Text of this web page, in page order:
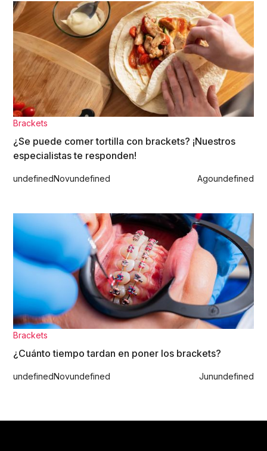
Brackets
¿Se puede comer tortilla con brackets? ¡Nuestros
especialistas te responden!
undefinedNovundefined Agoundefined
Brackets
¿Cuánto tiempo tardan en poner los brackets?
undefinedNovundefined Junundefined